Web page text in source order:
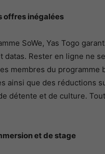
offres inégalées
SoWe, Yas Togo
Rester en ligne ne
membres du programme
ainsi que des réductions
détente et de culture.
et de stage